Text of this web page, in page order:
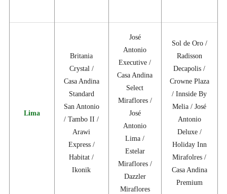
Lima
Britania
Crystal /
Casa Andina
Standard
San Antonio
/ Tambo II /
Arawi
Express /
Habitat /
Ikonik
José
Antonio
Executive /
Casa Andina
Select
Miraflores /
José
Antonio
Lima /
Estelar
Miraflores /
Dazzler
Miraflores
Sol de Oro /
Radisson
Decapolis /
Crowne Plaza
/ Innside By
Melia / José
Antonio
Deluxe /
Holiday Inn
Mirafolres /
Casa Andina
Premium